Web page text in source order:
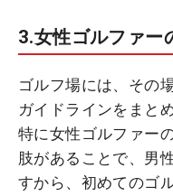
3.女性ゴルファー
ゴルフ場には、その
ガイドラインをまと
特に女性ゴルファー
肢があることで、男
すから、初めてのゴ